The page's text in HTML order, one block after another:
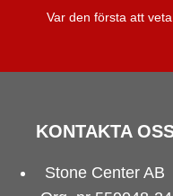
Var den första att
KONTAKTA
Stone Center AB